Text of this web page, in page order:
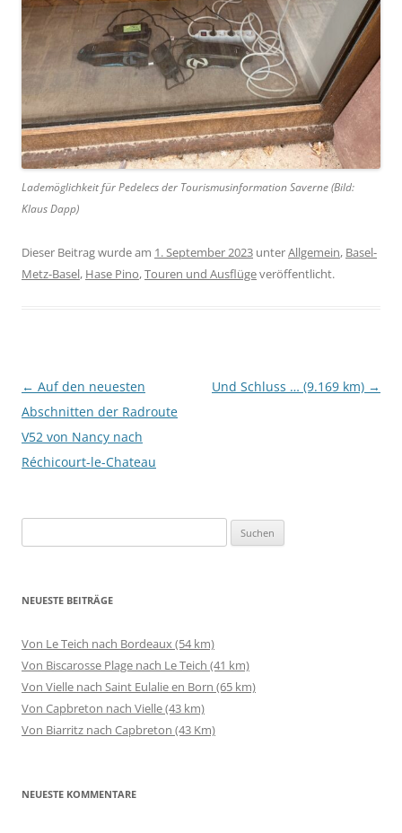
Lademöglichkeit für Pedelecs der Tourismusinformation Saverne (Bild:
Klaus Dapp)
Dieser Beitrag wurde am 1. September 2023 unterAllgemein, Basel-
Metz-Basel, Hase Pino,Touren und Ausflügeveröffentlicht.
Beitragsnavigation
← Auf den neuesten
Abschnitten der Radroute
V52 von Nancy nach
Réchicourt-le-Chateau
Und Schluss … (9.169 km) →
nach:
NEUESTE BEITRÄGE
Von Le Teich nach Bordeaux (54 km)
Von Biscarosse Plage nach Le Teich (41 km)
Von Vielle nach Saint Eulalie en Born (65 km)
Von Capbreton nach Vielle (43 km)
Von Biarritz nach Capbreton (43 Km)
NEUESTE KOMMENTARE